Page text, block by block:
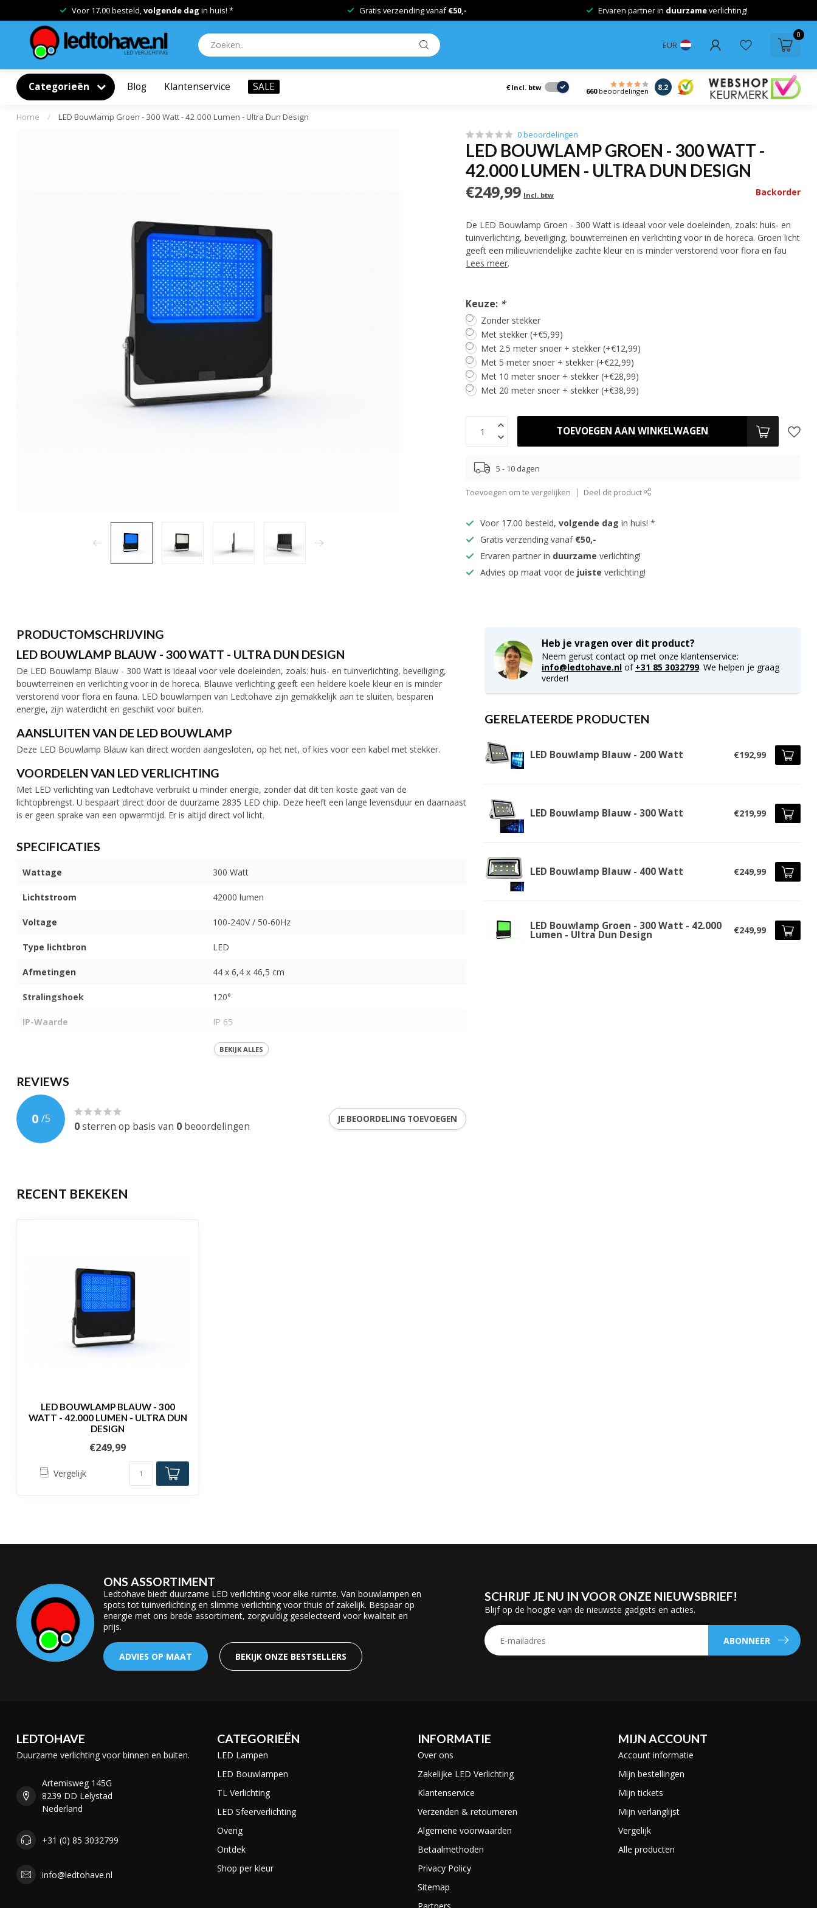
Voor 17.00 besteld,volgende dag in huis! * Gratis verzending vanaf€50,- Ervaren partner in duurzameverlichting!
EUR
0
Categorieën Blog Klantenservice SALE € Incl. btw 660beoordelingen 8.2
Home / LED Bouwlamp Groen - 300 Watt - 42.000 Lumen - Ultra Dun Design
0 beoordelingen
LED BOUWLAMP GROEN - 300 WATT -
42.000 LUMEN - ULTRA DUN DESIGN
€249,99 Incl. btw Backorder
De LED Bouwlamp Groen - 300 Watt is ideaal voor vele doeleinden, zoals: huis- en
tuinverlichting, beveiliging, bouwterreinen en verlichting voor in de horeca. Groen licht
geeft een milieuvriendelijke zachte kleur en is minder verstorend voor flora en fau
Lees meer.
Keuze: *
Zonder stekker
Met stekker (+€5,99)
Met 2.5 meter snoer + stekker (+€12,99)
Met 5 meter snoer + stekker (+€22,99)
Met 10 meter snoer + stekker (+€28,99)
Met 20 meter snoer + stekker (+€38,99)
TOEVOEGEN AAN WINKELWAGEN
5 - 10 dagen
Toevoegen om te vergelijken Deel dit product
Voor 17.00 besteld,volgende dag in huis! *
Gratis verzending vanaf €50,-
Ervaren partner in duurzame verlichting!
Advies op maat voor de juiste verlichting!
PRODUCTOMSCHRIJVING
LED BOUWLAMP BLAUW - 300 WATT - ULTRA DUN DESIGN
De LED Bouwlamp Blauw - 300 Watt is ideaal voor vele doeleinden, zoals: huis- en tuinverlichting, beveiliging,
bouwterreinen en verlichting voor in de horeca. Blauwe verlichting geeft een heldere koele kleur en is minder
verstorend voor flora en fauna. LED bouwlampen van Ledtohave zijn gemakkelijk aan te sluiten, besparen
energie, zijn waterdicht en geschikt voor buiten.
AANSLUITEN VAN DE LED BOUWLAMP
Deze LED Bouwlamp Blauw kan direct worden aangesloten, op het net, of kies voor een kabel met stekker.
VOORDELEN VAN LED VERLICHTING
Met LED verlichting van Ledtohave verbruikt u minder energie, zonder dat dit ten koste gaat van de
lichtopbrengst. U bespaart direct door de duurzame 2835 LED chip. Deze heeft een lange levensduur en daarnaast
is er geen sprake van een opwarmtijd. Er is altijd direct vol licht.
SPECIFICATIES
Wattage 300 Watt
Lichtstroom 42000 lumen
Voltage 100-240V / 50-60Hz
Type lichtbron LED
Afmetingen 44 x 6,4 x 46,5 cm
Stralingshoek 120°
IP-Waarde IP 65
Blauw
Bewegingssensor
Dimbaar
EAN-code
Garantie
BEKIJK ALLES
REVIEWS
0 /5
0sterren op basis van 0 beoordelingen
JE BEOORDELING TOEVOEGEN
Heb je vragen over dit product?
Neem gerust contact op met onze klantenservice:
info@ledtohave.nl of +31 85 3032799. We helpen je graag
verder!
GERELATEERDE PRODUCTEN
LED Bouwlamp Blauw - 200 Watt €192,99
LED Bouwlamp Blauw - 300 Watt €219,99
LED Bouwlamp Blauw - 400 Watt €249,99
LED Bouwlamp Groen - 300 Watt - 42.000
Lumen - Ultra Dun Design €249,99
RECENT BEKEKEN
LED BOUWLAMP BLAUW - 300
WATT - 42.000 LUMEN - ULTRA DUN
DESIGN
€249,99
Vergelijk
ONS ASSORTIMENT
Ledtohave biedt duurzame LED verlichting voor elke ruimte. Van bouwlampen en
spots tot tuinverlichting en slimme verlichting voor thuis of zakelijk. Bespaar op
energie met ons brede assortiment, zorgvuldig geselecteerd voor kwaliteit en
prijs.
ADVIES OP MAAT BEKIJK ONZE BESTSELLERS
SCHRIJF JE NU IN VOOR ONZE NIEUWSBRIEF!
Blijf op de hoogte van de nieuwste gadgets en acties.
ABONNEER
LEDTOHAVE
Duurzame verlichting voor binnen en buiten.
Artemisweg 145G
8239 DD Lelystad
Nederland
+31 (0) 85 3032799
info@ledtohave.nl
CATEGORIEËN
LED Lampen
LED Bouwlampen
TL Verlichting
LED Sfeerverlichting
Overig
Ontdek
Shop per kleur
INFORMATIE
Over ons
Zakelijke LED Verlichting
Klantenservice
Verzenden & retourneren
Algemene voorwaarden
Betaalmethoden
Privacy Policy
Sitemap
MIJN ACCOUNT
Account informatie
Mijn bestellingen
Mijn tickets
Mijn verlanglijst
Vergelijk
Alle producten